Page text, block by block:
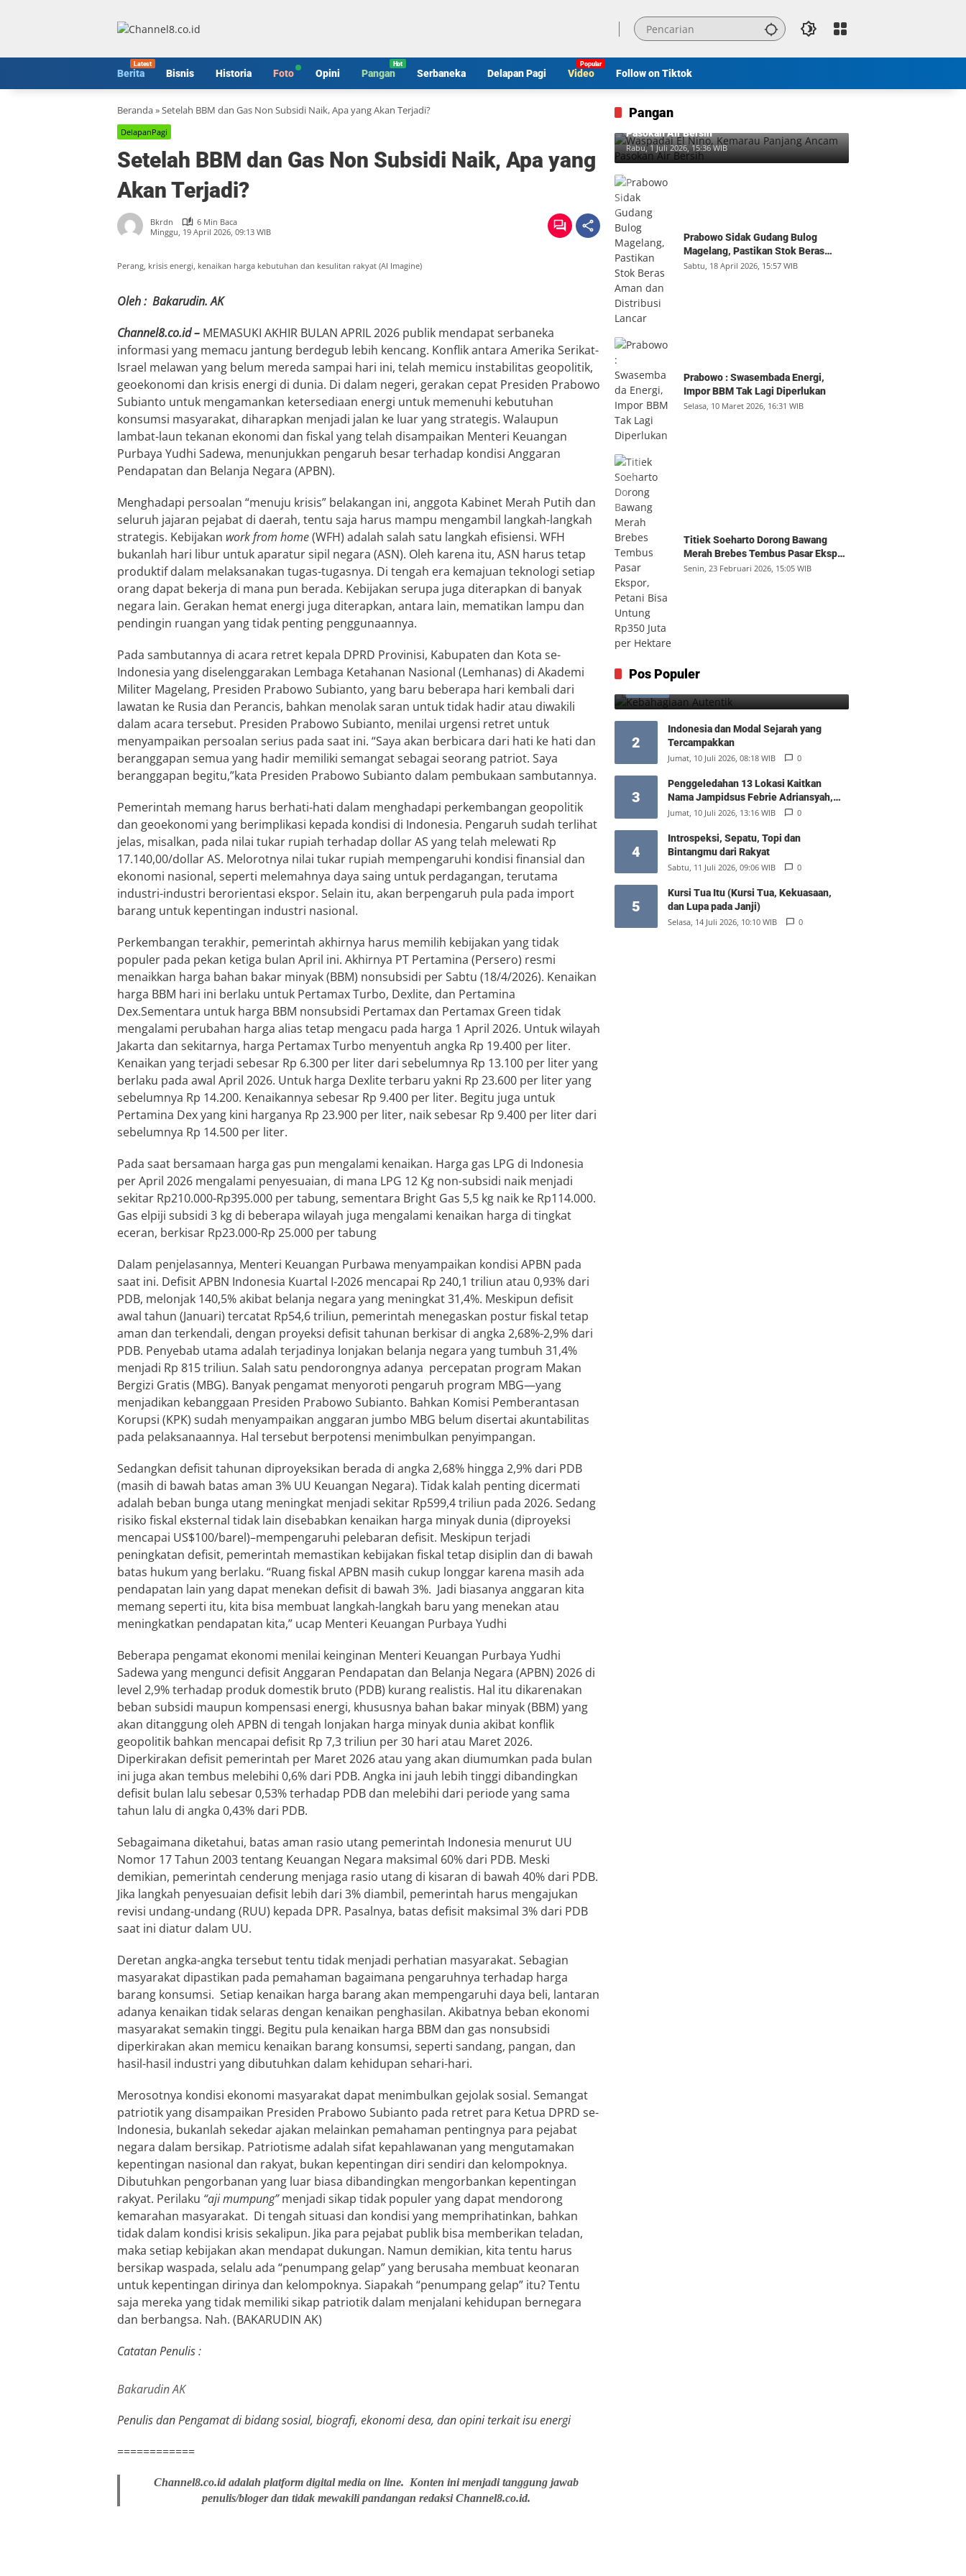
Berita Bisnis Historia Foto Opini Pangan Serbaneka Delapan Pagi Video Follow on Tiktok
Beranda»Setelah BBM dan Gas Non Subsidi Naik, Apa yang Akan Terjadi?
DelapanPagi
Setelah BBM dan Gas Non Subsidi Naik, Apa yang
Akan Terjadi?
Bkrdn
6 Min Baca
Minggu, 19 April 2026, 09:13 WIB
Perang, krisis energi, kenaikan harga kebutuhan dan kesulitan rakyat (AI Imagine)
Oleh : Bakarudin. AK
Channel8.co.id – MEMASUKI AKHIR BULAN APRIL 2026 publik mendapat serbaneka
informasi yang memacu jantung berdegub lebih kencang. Konflik antara Amerika Serikat-
Israel melawan yang belum mereda sampai hari ini, telah memicu instabilitas geopolitik,
geoekonomi dan krisis energi di dunia. Di dalam negeri, gerakan cepat Presiden Prabowo
Subianto untuk mengamankan ketersediaan energi untuk memenuhi kebutuhan
konsumsi masyarakat, diharapkan menjadi jalan ke luar yang strategis. Walaupun
lambat-laun tekanan ekonomi dan fiskal yang telah disampaikan Menteri Keuangan
Purbaya Yudhi Sadewa, menunjukkan pengaruh besar terhadap kondisi Anggaran
Pendapatan dan Belanja Negara (APBN).
Menghadapi persoalan “menuju krisis” belakangan ini, anggota Kabinet Merah Putih dan
seluruh jajaran pejabat di daerah, tentu saja harus mampu mengambil langkah-langkah
strategis. Kebijakan work from home(WFH) adalah salah satu langkah efisiensi. WFH
bukanlah hari libur untuk aparatur sipil negara (ASN). Oleh karena itu, ASN harus tetap
produktif dalam melaksanakan tugas-tugasnya. Di tengah era kemajuan teknologi setiap
orang dapat bekerja di mana pun berada. Kebijakan serupa juga diterapkan di banyak
negara lain. Gerakan hemat energi juga diterapkan, antara lain, mematikan lampu dan
pendingin ruangan yang tidak penting penggunaannya.
Pada sambutannya di acara retret kepala DPRD Provinisi, Kabupaten dan Kota se-
Indonesia yang diselenggarakan Lembaga Ketahanan Nasional (Lemhanas) di Akademi
Militer Magelang, Presiden Prabowo Subianto, yang baru beberapa hari kembali dari
lawatan ke Rusia dan Perancis, bahkan menolak saran untuk tidak hadir atau diwakili
dalam acara tersebut. Presiden Prabowo Subianto, menilai urgensi retret untuk
menyampaikan persoalan serius pada saat ini. “Saya akan berbicara dari hati ke hati dan
beranggapan semua yang hadir memiliki semangat sebagai seorang patriot. Saya
beranggapan begitu,”kata Presiden Prabowo Subianto dalam pembukaan sambutannya.
Pemerintah memang harus berhati-hati dalam menghadapi perkembangan geopolitik
dan geoekonomi yang berimplikasi kepada kondisi di Indonesia. Pengaruh sudah terlihat
jelas, misalkan, pada nilai tukar rupiah terhadap dollar AS yang telah melewati Rp
17.140,00/dollar AS. Melorotnya nilai tukar rupiah mempengaruhi kondisi finansial dan
ekonomi nasional, seperti melemahnya daya saing untuk perdagangan, terutama
industri-industri berorientasi ekspor. Selain itu, akan berpengaruh pula pada import
barang untuk kepentingan industri nasional.
Perkembangan terakhir, pemerintah akhirnya harus memilih kebijakan yang tidak
populer pada pekan ketiga bulan April ini. Akhirnya PT Pertamina (Persero) resmi
menaikkan harga bahan bakar minyak (BBM) nonsubsidi per Sabtu (18/4/2026). Kenaikan
harga BBM hari ini berlaku untuk Pertamax Turbo, Dexlite, dan Pertamina
Dex.Sementara untuk harga BBM nonsubsidi Pertamax dan Pertamax Green tidak
mengalami perubahan harga alias tetap mengacu pada harga 1 April 2026. Untuk wilayah
Jakarta dan sekitarnya, harga Pertamax Turbo menyentuh angka Rp 19.400 per liter.
Kenaikan yang terjadi sebesar Rp 6.300 per liter dari sebelumnya Rp 13.100 per liter yang
berlaku pada awal April 2026. Untuk harga Dexlite terbaru yakni Rp 23.600 per liter yang
sebelumnya Rp 14.200. Kenaikannya sebesar Rp 9.400 per liter. Begitu juga untuk
Pertamina Dex yang kini harganya Rp 23.900 per liter, naik sebesar Rp 9.400 per liter dari
sebelumnya Rp 14.500 per liter.
Pada saat bersamaan harga gas pun mengalami kenaikan. Harga gas LPG di Indonesia
per April 2026 mengalami penyesuaian, di mana LPG 12 Kg non-subsidi naik menjadi
sekitar Rp210.000-Rp395.000 per tabung, sementara Bright Gas 5,5 kg naik ke Rp114.000.
Gas elpiji subsidi 3 kg di beberapa wilayah juga mengalami kenaikan harga di tingkat
eceran, berkisar Rp23.000-Rp 25.000 per tabung
Dalam penjelasannya, Menteri Keuangan Purbawa menyampaikan kondisi APBN pada
saat ini. Defisit APBN Indonesia Kuartal I-2026 mencapai Rp 240,1 triliun atau 0,93% dari
PDB, melonjak 140,5% akibat belanja negara yang meningkat 31,4%. Meskipun defisit
awal tahun (Januari) tercatat Rp54,6 triliun, pemerintah menegaskan postur fiskal tetap
aman dan terkendali, dengan proyeksi defisit tahunan berkisar di angka 2,68%-2,9% dari
PDB. Penyebab utama adalah terjadinya lonjakan belanja negara yang tumbuh 31,4%
menjadi Rp 815 triliun. Salah satu pendorongnya adanya percepatan program Makan
Bergizi Gratis (MBG). Banyak pengamat menyoroti pengaruh program MBG—yang
menjadikan kebanggaan Presiden Prabowo Subianto. Bahkan Komisi Pemberantasan
Korupsi (KPK) sudah menyampaikan anggaran jumbo MBG belum disertai akuntabilitas
pada pelaksanaannya. Hal tersebut berpotensi menimbulkan penyimpangan.
Sedangkan defisit tahunan diproyeksikan berada di angka 2,68% hingga 2,9% dari PDB
(masih di bawah batas aman 3% UU Keuangan Negara). Tidak kalah penting dicermati
adalah beban bunga utang meningkat menjadi sekitar Rp599,4 triliun pada 2026. Sedang
risiko fiskal eksternal tidak lain disebabkan kenaikan harga minyak dunia (diproyeksi
mencapai US$100/barel)–mempengaruhi pelebaran defisit. Meskipun terjadi
peningkatan defisit, pemerintah memastikan kebijakan fiskal tetap disiplin dan di bawah
batas hukum yang berlaku. “Ruang fiskal APBN masih cukup longgar karena masih ada
pendapatan lain yang dapat menekan defisit di bawah 3%. Jadi biasanya anggaran kita
memang seperti itu, kita bisa membuat langkah-langkah baru yang menekan atau
meningkatkan pendapatan kita,” ucap Menteri Keuangan Purbaya Yudhi
Beberapa pengamat ekonomi menilai keinginan Menteri Keuangan Purbaya Yudhi
Sadewa yang mengunci defisit Anggaran Pendapatan dan Belanja Negara (APBN) 2026 di
level 2,9% terhadap produk domestik bruto (PDB) kurang realistis. Hal itu dikarenakan
beban subsidi maupun kompensasi energi, khususnya bahan bakar minyak (BBM) yang
akan ditanggung oleh APBN di tengah lonjakan harga minyak dunia akibat konflik
geopolitik bahkan mencapai defisit Rp 7,3 triliun per 30 hari atau Maret 2026.
Diperkirakan defisit pemerintah per Maret 2026 atau yang akan diumumkan pada bulan
ini juga akan tembus melebihi 0,6% dari PDB. Angka ini jauh lebih tinggi dibandingkan
defisit bulan lalu sebesar 0,53% terhadap PDB dan melebihi dari periode yang sama
tahun lalu di angka 0,43% dari PDB.
Sebagaimana diketahui, batas aman rasio utang pemerintah Indonesia menurut UU
Nomor 17 Tahun 2003 tentang Keuangan Negara maksimal 60% dari PDB. Meski
demikian, pemerintah cenderung menjaga rasio utang di kisaran di bawah 40% dari PDB.
Jika langkah penyesuaian defisit lebih dari 3% diambil, pemerintah harus mengajukan
revisi undang-undang (RUU) kepada DPR. Pasalnya, batas defisit maksimal 3% dari PDB
saat ini diatur dalam UU.
Deretan angka-angka tersebut tentu tidak menjadi perhatian masyarakat. Sebagian
masyarakat dipastikan pada pemahaman bagaimana pengaruhnya terhadap harga
barang konsumsi. Setiap kenaikan harga barang akan mempengaruhi daya beli, lantaran
adanya kenaikan tidak selaras dengan kenaikan penghasilan. Akibatnya beban ekonomi
masyarakat semakin tinggi. Begitu pula kenaikan harga BBM dan gas nonsubsidi
diperkirakan akan memicu kenaikan barang konsumsi, seperti sandang, pangan, dan
hasil-hasil industri yang dibutuhkan dalam kehidupan sehari-hari.
Merosotnya kondisi ekonomi masyarakat dapat menimbulkan gejolak sosial. Semangat
patriotik yang disampaikan Presiden Prabowo Subianto pada retret para Ketua DPRD se-
Indonesia, bukanlah sekedar ajakan melainkan pemahaman pentingnya para pejabat
negara dalam bersikap. Patriotisme adalah sifat kepahlawanan yang mengutamakan
kepentingan nasional dan rakyat, bukan kepentingan diri sendiri dan kelompoknya.
Dibutuhkan pengorbanan yang luar biasa dibandingkan mengorbankan kepentingan
rakyat. Perilaku “aji mumpung”menjadi sikap tidak populer yang dapat mendorong
kemarahan masyarakat. Di tengah situasi dan kondisi yang memprihatinkan, bahkan
tidak dalam kondisi krisis sekalipun. Jika para pejabat publik bisa memberikan teladan,
maka setiap kebijakan akan mendapat dukungan. Namun demikian, kita tentu harus
bersikap waspada, selalu ada “penumpang gelap” yang berusaha membuat keonaran
untuk kepentingan dirinya dan kelompoknya. Siapakah “penumpang gelap” itu? Tentu
saja mereka yang tidak memiliki sikap patriotik dalam menjalani kehidupan bernegara
dan berbangsa. Nah. (BAKARUDIN AK)
Catatan Penulis :
Bakarudin AK
Penulis dan Pengamat di bidang sosial, biografi, ekonomi desa, dan opini terkait isu energi
============
Channel8.co.id adalah platform digital media on line. Konten ini menjadi tanggung jawab
penulis/bloger dan tidak mewakili pandangan redaksi Channel8.co.id.
Pangan
Waspadai El Nino, Kemarau Panjang Ancam
Pasokan Air Bersih
Rabu, 1 Juli 2026, 15:36 WIB
Prabowo Sidak Gudang Bulog
Magelang, Pastikan Stok Beras
Aman dan Distribusi Lancar
Sabtu, 18 April 2026, 15:57 WIB
Prabowo : Swasembada Energi,
Impor BBM Tak Lagi Diperlukan
Selasa, 10 Maret 2026, 16:31 WIB
Titiek Soeharto Dorong Bawang
Merah Brebes Tembus Pasar Ekspor,
Petani Bisa Untung Rp350 Juta per
Senin, 23 Februari 2026, 15:05 WIB
Pos Populer
1 Kebahagiaan Autentik
2
Indonesia dan Modal Sejarah yang
Tercampakkan
Jumat, 10 Juli 2026, 08:18 WIB 0
3
Penggeledahan 13 Lokasi Kaitkan
Nama Jampidsus Febrie Adriansyah,
Polisi Sita Rp476 Miliar dan 74 Kg Emas
Jumat, 10 Juli 2026, 13:16 WIB 0
4
Introspeksi, Sepatu, Topi dan
Bintangmu dari Rakyat
Sabtu, 11 Juli 2026, 09:06 WIB 0
5
Kursi Tua Itu (Kursi Tua, Kekuasaan,
dan Lupa pada Janji)
Selasa, 14 Juli 2026, 10:10 WIB 0